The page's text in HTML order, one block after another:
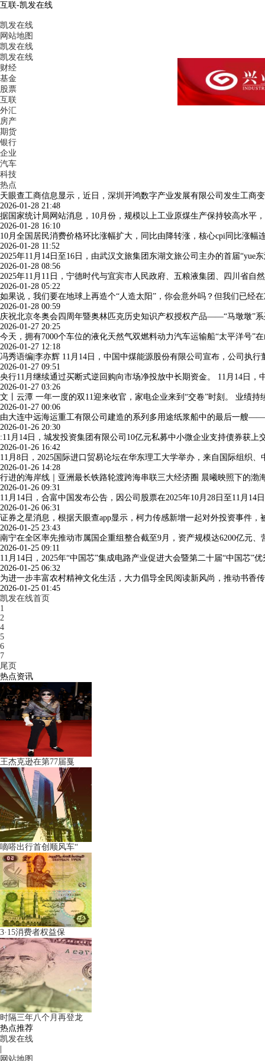
互联-凯发在线
凯发在线
网站地图
凯发在线
凯发在线
财经
基金
股票
互联
外汇
房产
期货
银行
企业
汽车
科技
热点
天眼查工商信息显示，近日，深圳开鸿数字产业发展有限公司发生工商
2026-01-28 21:48
据国家统计局网站消息，10月份，规模以上工业原煤生产保持较高水平
2026-01-28 16:10
10月全国居民消费价格环比涨幅扩大，同比由降转涨，核心cpi同比涨
2026-01-28 11:52
2025年11月14日至16日，由武汉文旅集团东湖文旅公司主办的首届
2026-01-28 08:56
2025年11月11日，宁德时代与宜宾市人民政府、五粮液集团、四川省
2026-01-28 05:22
如果说，我们要在地球上再造个“人造太阳”，你会意外吗？但我们已经
2026-01-28 00:59
庆祝北京冬奥会四周年暨奥林匹克历史知识产权授权产品——“马墩墩”
2026-01-27 20:25
今天，拥有7000个车位的液化天然气双燃料动力汽车运输船“太平洋号
2026-01-27 12:18
冯秀语编|李亦辉 11月14日，中国中煤能源股份有限公司宣布，公司执
2026-01-27 09:51
央行11月继续通过买断式逆回购向市场净投放中长期资金。 11月14日
2026-01-27 03:26
文丨云潭 一年一度的双11迎来收官，家电企业来到“交卷”时刻。 业绩
2026-01-27 00:06
由大连中远海运重工有限公司建造的系列多用途纸浆船中的最后一艘
2026-01-26 20:30
:11月14日，城发投资集团有限公司10亿元私募中小微企业支持债券获
2026-01-26 16:42
11月8日，2025国际进口贸易论坛在华东理工大学举办，来自国际组织
2026-01-26 14:28
行进的海岸线｜亚洲最长铁路轮渡跨海串联三大经济圈 晨曦映照下的
2026-01-26 09:31
11月14日，合富中国发布公告，因公司股票在2025年10月28日至11月
2026-01-26 06:31
证券之星消息，根据天眼查app显示，柯力传感新增一起对外投资事件
2026-01-25 23:43
南宁在全区率先推动市属国企重组整合截至9月，资产规模达6200亿元
2026-01-25 09:11
11月14日，2025年“中国芯”集成电路产业促进大会暨第二十届“中国芯
2026-01-25 06:32
为进一步丰富农村精神文化生活，大力倡导全民阅读新风尚，推动书香
2026-01-25 01:45
凯发在线首页
1
2
4
5
6
7
尾页
热点资讯
王杰克逊在第77届戛
嘀嗒出行首创顺风车“
3·15消费者权益保
时隔三年八个月再登龙
热点推荐
凯发在线
网站地图